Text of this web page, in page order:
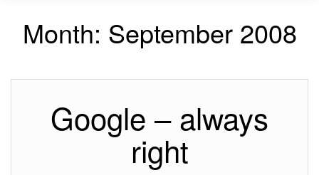
Month: September 2008
Google – always
right